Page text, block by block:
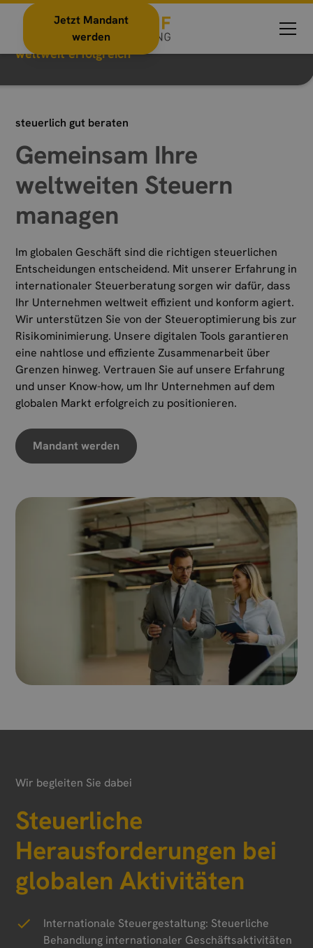
Jetzt Mandant
werden
Unternehmen
weltweit erfolgreich
steuerlich gut beraten
Gemeinsam Ihre
weltweiten Steuern
managen
Im globalen Geschäft sind die richtigen steuerlichen
Entscheidungen entscheidend. Mit unserer Erfahrung in
internationaler Steuerberatung sorgen wir dafür, dass
Ihr Unternehmen weltweit effizient und konform agiert.
Wir unterstützen Sie von der Steueroptimierung bis zur
Risikominimierung. Unsere digitalen Tools garantieren
eine nahtlose und effiziente Zusammenarbeit über
Grenzen hinweg. Vertrauen Sie auf unsere Erfahrung
und unser Know-how, um Ihr Unternehmen auf dem
globalen Markt erfolgreich zu positionieren.
Mandant werden
Wir begleiten Sie dabei
Steuerliche
Herausforderungen bei
globalen Aktivitäten
Internationale Steuergestaltung: Steuerliche
Behandlung internationaler Geschäftsaktivitäten